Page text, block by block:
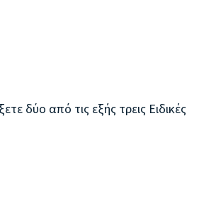
δύο από τις εξής τρεις Ειδικές